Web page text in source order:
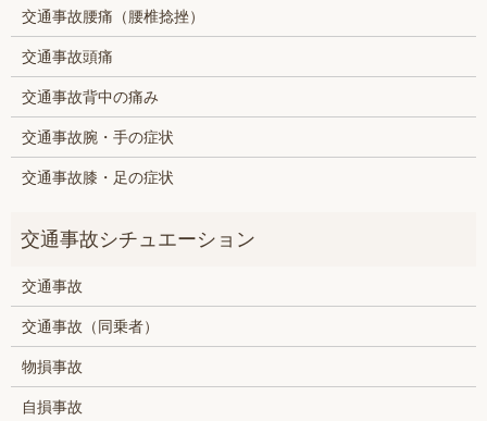
交通事故腰痛（腰椎捻挫）
交通事故頭痛
交通事故背中の痛み
交通事故腕・手の症状
交通事故膝・足の症状
交通事故
交通事故（同乗者）
物損事故
自損事故